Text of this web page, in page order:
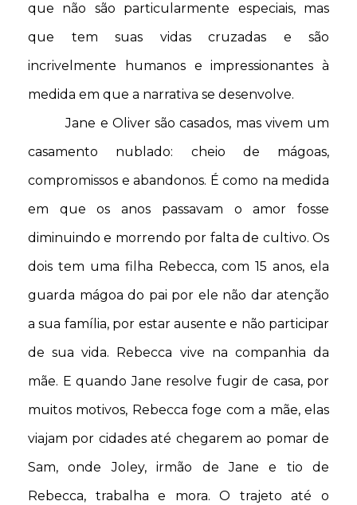
que não são particularmente especiais, mas
que tem suas vidas cruzadas e são
incrivelmente humanos e impressionantes à
medida em que a narrativa se desenvolve.
Jane e Oliver são casados, mas vivem um
casamento nublado: cheio de mágoas,
compromissos e abandonos. É como na medida
em que os anos passavam o amor fosse
diminuindo e morrendo por falta de cultivo. Os
dois tem uma filha Rebecca, com 15 anos, ela
guarda mágoa do pai por ele não dar atenção
a sua família, por estar ausente e não participar
de sua vida. Rebecca vive na companhia da
mãe. E quando Jane resolve fugir de casa, por
muitos motivos, Rebecca foge com a mãe, elas
viajam por cidades até chegarem ao pomar de
Sam, onde Joley, irmão de Jane e tio de
Rebecca, trabalha e mora. O trajeto até o